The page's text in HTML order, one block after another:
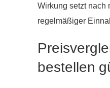
Wirkung setzt nach
regelmäßiger
bestellen